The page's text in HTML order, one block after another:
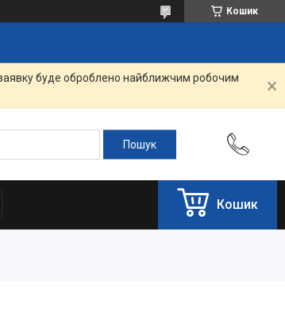
Кошик
буде оброблено найближчим робочим
Кошик